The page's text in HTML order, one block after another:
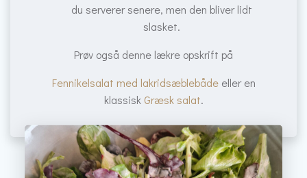
du serverer senere, men den bliver lidt
slasket.
Prøv også denne lækre opskrift på
Fennikelsalat med lakridsæblebådeeller en
klassisk Græsk salat.